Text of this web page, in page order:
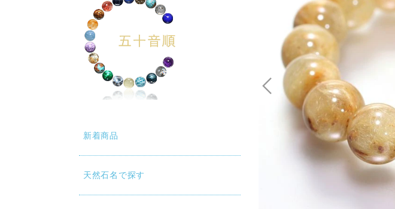
新着商品
天然石名で探す